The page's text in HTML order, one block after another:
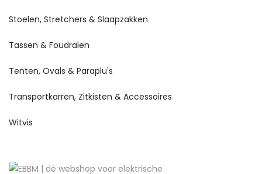
Stoelen, Stretchers & Slaapzakken
Tassen & Foudralen
Tenten, Ovals & Paraplu's
Transportkarren, Zitkisten & Accessoires
Witvis